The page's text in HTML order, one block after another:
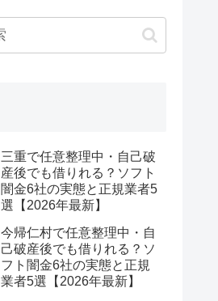
三重で任意整理中・自己破
産後でも借りれる？ソフト
闇金6社の実態と正規業者5
選【2026年最新】
今帰仁村で任意整理中・自
己破産後でも借りれる？ソ
フト闇金6社の実態と正規
業者5選【2026年最新】